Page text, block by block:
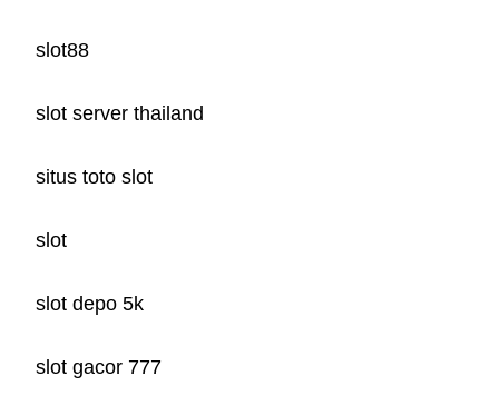
slot88
slot server thailand
situs toto slot
slot
slot depo 5k
slot gacor 777